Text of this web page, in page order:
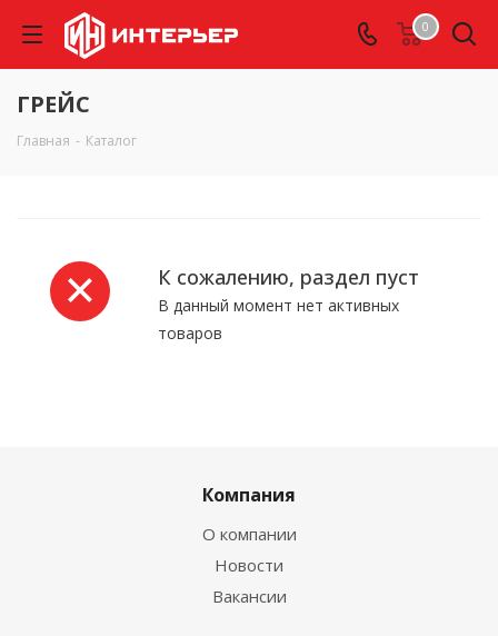
0
ГРЕЙС
Главная - Каталог
К сожалению, раздел пуст
В данный момент нет активных
товаров
Компания
О компании
Новости
Вакансии